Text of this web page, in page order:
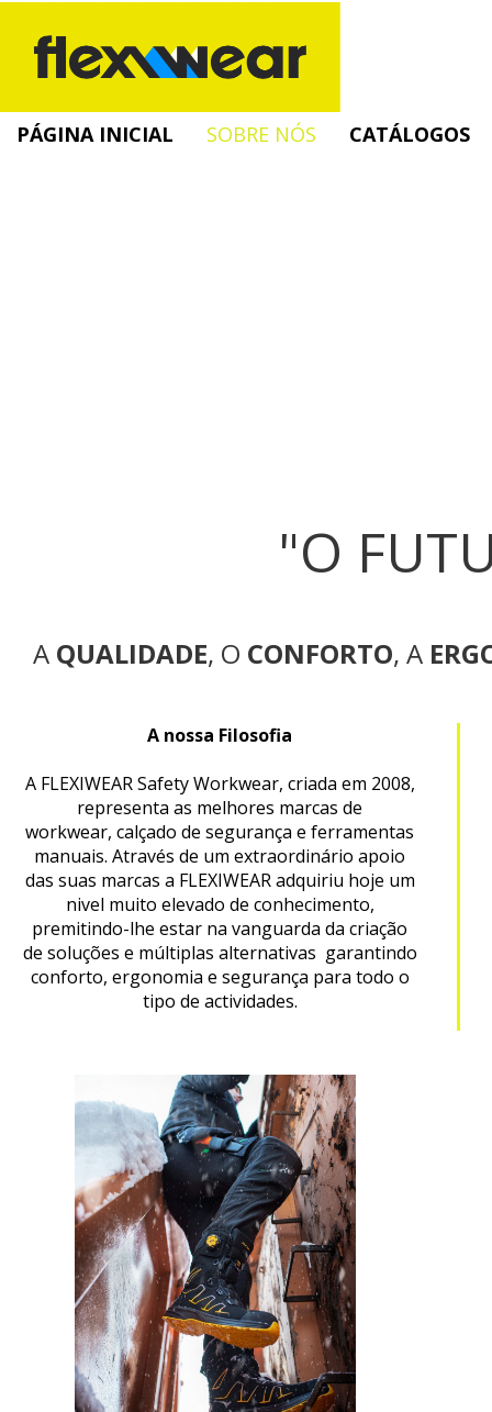
PÁGINA INICIAL SOBRE NÓS CATÁLOGOS
A nossa Filosofia
A FLEXIWEAR Safety Workwear, criada em 2008,
representa as melhores marcas de
workwear, calçado de segurança e ferramentas
manuais. Através de um extraordinário apoio
das suas marcas a FLEXIWEAR adquiriu hoje um
nivel muito elevado de conhecimento,
premitindo-lhe estar na vanguarda da criação
de soluções e múltiplas alternativas garantindo
conforto, ergonomia e segurança para todo o
tipo de actividades.
"O
A QUALIDADE, O CONFORTO, A